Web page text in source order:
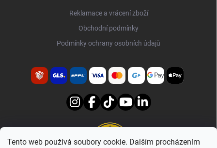
Tento web používá soubory cookie. Dalším procházením
Reklamace a vrácení zboží
Obchodní podmínky
Podmínky ochrany osobních údajů